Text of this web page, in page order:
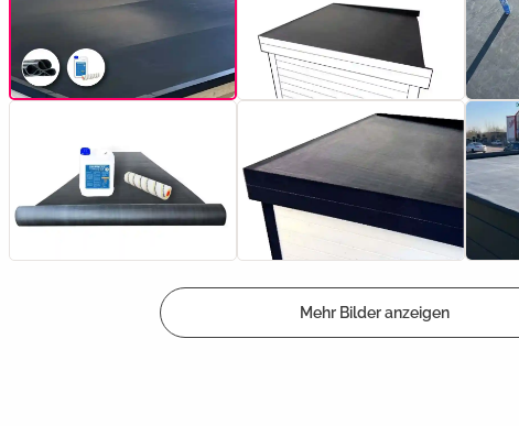
Mehr Bilder anzeigen